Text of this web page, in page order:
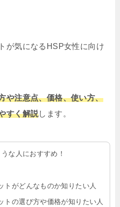
が気になるHSP女性に向け
や注意点、価格、使い方、
すく解説します。
な人におすすめ！
トがどんなものか知りたい人
トの選び方や価格が知りたい人